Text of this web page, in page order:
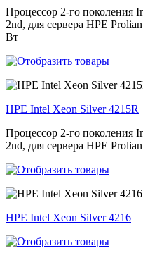
Процессор 2-го поколения
2nd, для сервера HPE
Вт
HPE Intel Xeon Silver 4215R
Процессор 2-го поколения
2nd, для сервера HPE
HPE Intel Xeon Silver 4216